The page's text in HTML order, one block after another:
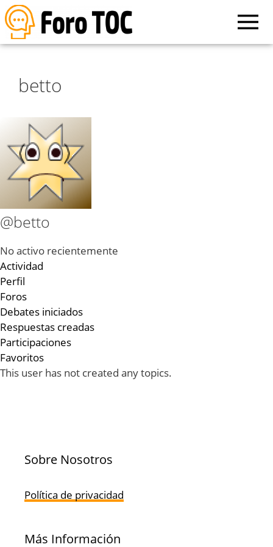
betto
@betto
No activo recientemente
Actividad
Perfil
Foros
Debates iniciados
Respuestas creadas
Participaciones
Favoritos
This user has not created any topics.
Sobre Nosotros
Política de privacidad
Más Información